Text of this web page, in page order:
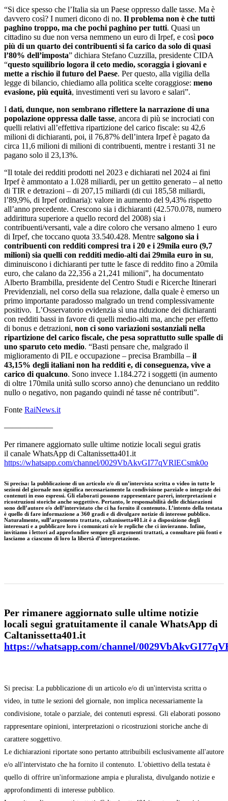
“Si dice spesso che l’Italia sia un Paese oppresso dalle tasse. Ma è
davvero così? I numeri dicono di no. Il problema non è che tutti
paghino troppo, ma che pochi paghino per tutti. Quasi un
cittadino su due non versa nemmeno un euro di Irpef, e così poco
più di un quarto dei contribuenti si fa carico da solo di quasi
l’80% dell’imposta” dichiara Stefano Cuzzilla, presidente CIDA
“questo squilibrio logora il ceto medio, scoraggia i giovani e
mette a rischio il futuro del Paese. Per questo, alla vigilia della
legge di bilancio, chiediamo alla politica scelte coraggiose: meno
evasione, più equità, investimenti veri su lavoro e salari”.
I dati, dunque, non sembrano riflettere la narrazione di una
popolazione oppressa dalle tasse, ancora di più se incrociati con
quelli relativi all’effettiva ripartizione del carico fiscale: su 42,6
milioni di dichiaranti, poi, il 76,87% dell’intera Irpef è pagato da
circa 11,6 milioni di milioni di contribuenti, mentre i restanti 31 ne
pagano solo il 23,13%.
“Il totale dei redditi prodotti nel 2023 e dichiarati nel 2024 ai fini
Irpef è ammontato a 1.028 miliardi, per un gettito generato – al netto
di TIR e detrazioni – di 207,15 miliardi (di cui 185,58 miliardi,
l’89,9%, di Irpef ordinaria): valore in aumento del 9,43% rispetto
all’anno precedente. Crescono sia i dichiaranti (42.570.078, numero
addirittura superiore a quello record del 2008) sia i
contribuenti/versanti, vale a dire coloro che versano almeno 1 euro
di Irpef, che toccano quota 33.540.428. Mentre salgono sia i
contribuenti con redditi compresi tra i 20 e i 29mila euro (9,7
milioni) sia quelli con redditi medio-alti dai 29mila euro in su,
diminuiscono i dichiaranti per tutte le fasce di reddito fino a 20mila
euro, che calano da 22,356 a 21,241 milioni”, ha documentato
Alberto Brambilla, presidente del Centro Studi e Ricerche Itinerari
Previdenziali, nel corso della sua relazione, dalla quale è emerso un
primo importante paradosso malgrado un trend complessivamente
positivo. L’Osservatorio evidenzia sì una riduzione dei dichiaranti
con redditi bassi in favore di quelli medio-alti ma, anche per effetto
di bonus e detrazioni, non ci sono variazioni sostanziali nella
ripartizione del carico fiscale, che pesa soprattutto sulle spalle di
uno sparuto ceto medio. “Basti pensare che, malgrado il
miglioramento di PIL e occupazione – precisa Brambilla – il
43,15% degli italiani non ha redditi e, di conseguenza, vive a
carico di qualcuno. Sono invece 1.184.272 i soggetti (in aumento
di oltre 170mila unità sullo scorso anno) che denunciano un reddito
nullo o negativo, non pagando quindi né tasse né contributi”.
Fonte RaiNews.it
——————
Per rimanere aggiornato sulle ultime notizie locali segui gratis
il canale WhatsApp di Caltanissetta401.it
https://whatsapp.com/channel/0029VbAkvGI77qVRlECsmk0o
Si precisa: la pubblicazione di un articolo e/o di un’intervista scritta o video in tutte le
sezioni del giornale non significa necessariamente la condivisione parziale o integrale dei
contenuti in esso espressi. Gli elaborati possono rappresentare pareri, interpretazioni e
ricostruzioni storiche anche soggettive. Pertanto, le responsabilità delle dichiarazioni
sono dell’autore e/o dell’intervistato che ci ha fornito il contenuto. L’intento della testata
è quello di fare informazione a 360 gradi e di divulgare notizie di interesse pubblico.
Naturalmente, sull’argomento trattato, caltanissetta401.it è a disposizione degli
interessati e a pubblicare loro i comunicati o/e le repliche che ci invieranno. Infine,
invitiamo i lettori ad approfondire sempre gli argomenti trattati, a consultare più fonti e
lasciamo a ciascuno di loro la libertà d’interpretazione.
Per rimanere aggiornato sulle ultime notizie
locali segui gratuitamente il canale WhatsApp di
Caltanissetta401.it
https://whatsapp.com/channel/
Si precisa: La pubblicazione di un articolo e/o di un'intervista scritta o
video, in tutte le sezioni del giornale, non implica necessariamente la
condivisione, totale o parziale, dei contenuti espressi. Gli elaborati possono
rappresentare opinioni, interpretazioni o ricostruzioni storiche anche di
carattere soggettivo.
Le dichiarazioni riportate sono pertanto attribuibili esclusivamente all'autore
e/o all'intervistato che ha fornito il contenuto. L'obiettivo della testata è
quello di offrire un'informazione ampia e pluralista, divulgando notizie e
approfondimenti di interesse pubblico.